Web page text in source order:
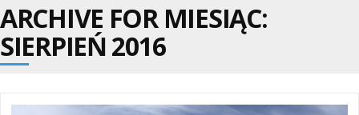
ARCHIVE FOR MIESIĄC:
SIERPIEŃ 2016